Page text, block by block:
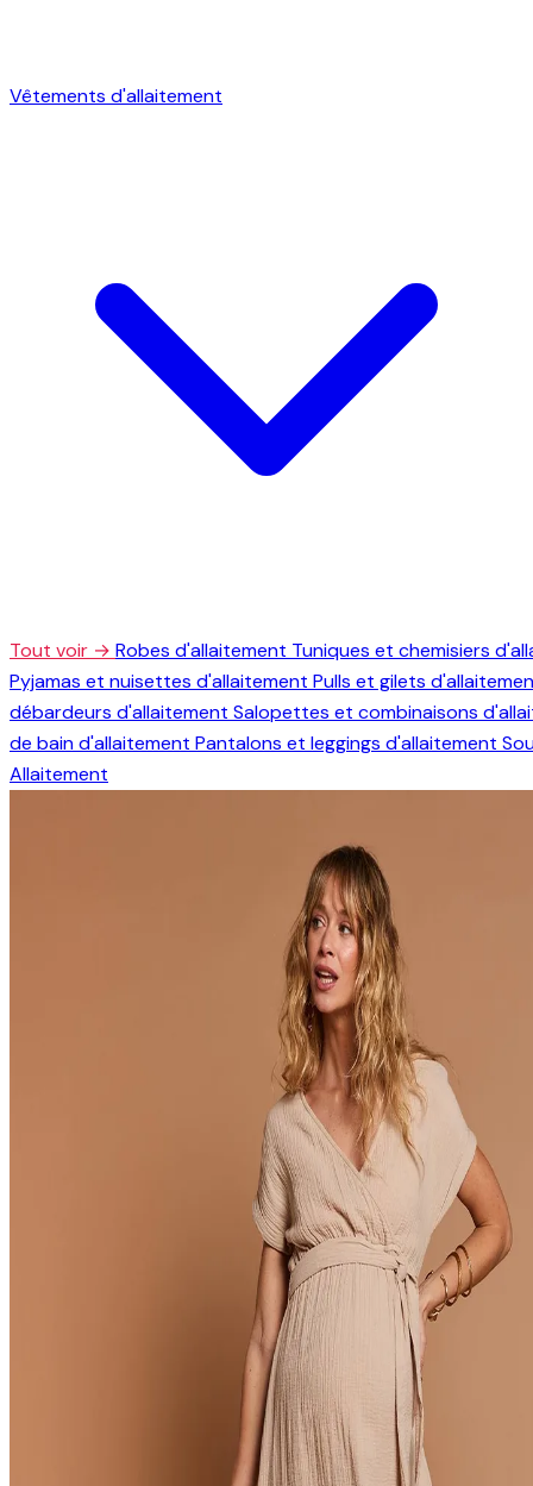
Vêtements d'allaitement
Tout voir → Robes d'allaitement Tuniques et chemisiers
Pyjamas et nuisettes d'allaitement Pulls et gilets
débardeurs d'allaitement Salopettes et combinaisons
de bain d'allaitement Pantalons et leggings d'allaitement
Allaitement